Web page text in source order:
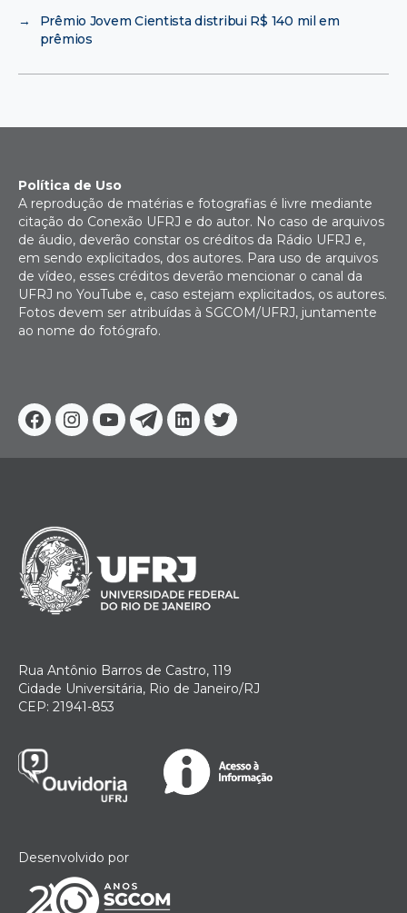
→
Prêmio Jovem Cientista distribui R$ 140 mil em
prêmios
Facebook
Instagram
YoutubeTelegram
Linkedin
Twitter
Política de Uso
A reprodução de matérias e fotografias é livre mediante
citação do Conexão UFRJ e do autor. No caso de arquivos
de áudio, deverão constar os créditos da Rádio UFRJ e,
em sendo explicitados, dos autores. Para uso de arquivos
de vídeo, esses créditos deverão mencionar o canal da
UFRJ no YouTube e, caso estejam explicitados, os autores.
Fotos devem ser atribuídas à SGCOM/UFRJ, juntamente
ao nome do fotógrafo.
Rua Antônio Barros de Castro, 119
Cidade Universitária, Rio de Janeiro/RJ
CEP: 21941-853
Desenvolvido por